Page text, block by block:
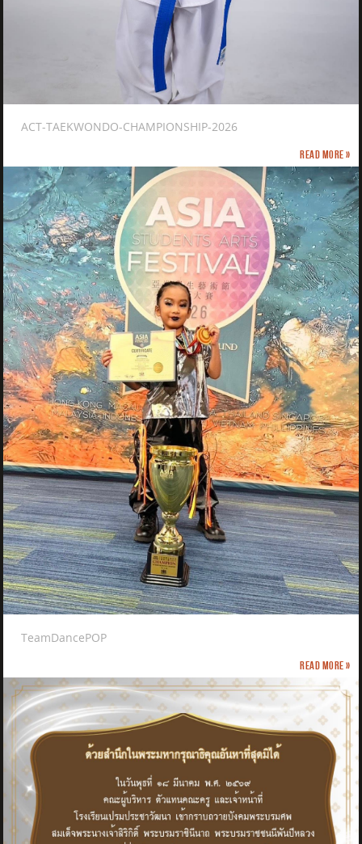
ACT-TAEKWONDO-CHAMPIONSHIP-2026
Read more »
TeamDancePOP
Read more »